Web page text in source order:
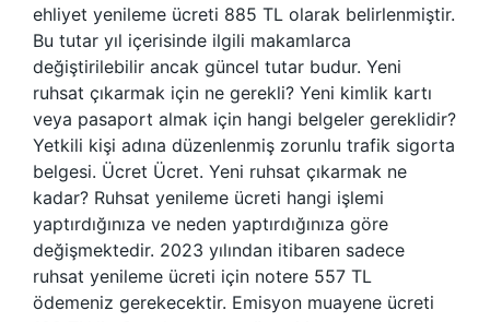
ehliyet yenileme ücreti 885 TL olarak belirlenmiştir.
Bu tutar yıl içerisinde ilgili makamlarca
değiştirilebilir ancak güncel tutar budur. Yeni
ruhsat çıkarmak için ne gerekli? Yeni kimlik kartı
veya pasaport almak için hangi belgeler gereklidir?
Yetkili kişi adına düzenlenmiş zorunlu trafik sigorta
belgesi. Ücret Ücret. Yeni ruhsat çıkarmak ne
kadar? Ruhsat yenileme ücreti hangi işlemi
yaptırdığınıza ve neden yaptırdığınıza göre
değişmektedir. 2023 yılından itibaren sadece
ruhsat yenileme ücreti için notere 557 TL
ödemeniz gerekecektir. Emisyon muayene ücreti